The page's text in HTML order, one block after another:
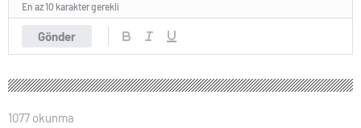
Gönder
En az 10 karakter gerekli
1077 okunma